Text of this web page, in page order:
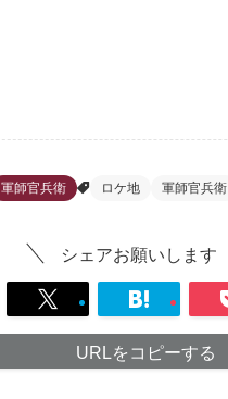
軍師官兵衛 ロケ地 軍師官兵衛
シェアお願いします
URLをコピーする